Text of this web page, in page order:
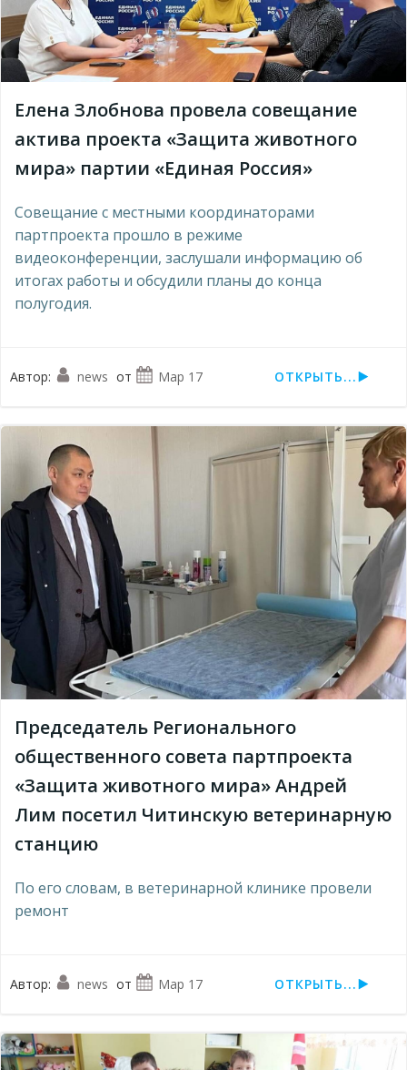
Елена Злобнова провела совещание
актива проекта «Защита животного
мира» партии «Единая Россия»
Совещание с местными координаторами
партпроекта прошло в режиме
видеоконференции, заслушали информацию об
итогах работы и обсудили планы до конца
полугодия.
Автор: news от Мар 17 ОТКРЫТЬ...
Председатель Регионального
общественного совета партпроекта
«Защита животного мира» Андрей
Лим посетил Читинскую ветеринарную
станцию
По его словам, в ветеринарной клинике провели
ремонт
Автор: news от Мар 17 ОТКРЫТЬ...